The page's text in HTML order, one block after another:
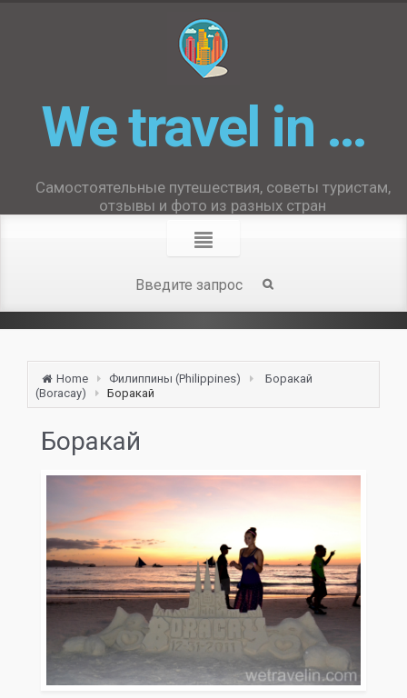
We travel in …
Самостоятельные путешествия, советы туристам,
отзывы и фото из разных стран
Home Филиппины (Philippines)
Боракай
(Boracay)
Боракай
Боракай